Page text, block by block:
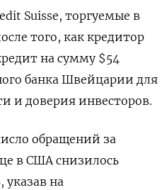
Suisse, торгуемые в
того, как кредитор
на сумму $54
банка Швейцарии для
и доверия инвесторов.
обращений за
в США снизилось
на